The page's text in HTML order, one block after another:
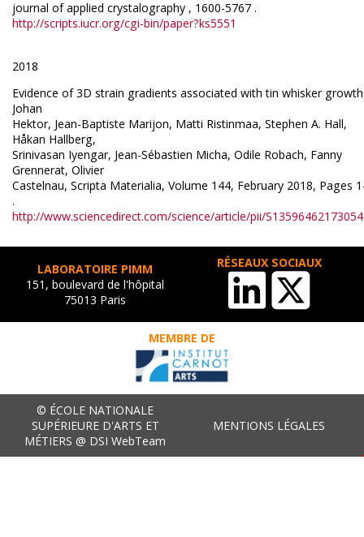
journal of applied crystalography , 1600-5767 .
http://scripts.iucr.org/cgi-bin/paper?ks5551
2018
Evidence of 3D strain gradients associated with tin whisker
Johan
Hektor, Jean-Baptiste Marijon, Matti Ristinmaa, Stephen A. Hall,
Håkan Hallberg,
Srinivasan Iyengar, Jean-Sébastien Micha, Odile Robach, Fanny
Grennerat, Olivier
Castelnau, Scripta Materialia, Volume 144, February 2018, Pages
.
http://www.sciencedirect.com/science/article/pii/
LABORATOIRE PIMM
151, boulevard de l'hôpital
75013 Paris
RÉSEAUX SOCIAUX
MEMBRE DE
© ÉCOLE NATIONALE
SUPÉRIEURE D'ARTS ET
MÉTIERS @ DSI WebTeam
MENTIONS LÉGALES